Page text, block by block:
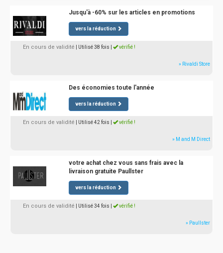
Jusqu'à -60% sur les articles en promotions
vers la réduction
En cours de validité | Utilisé 38 fois vérifié !
» Rivaldi Store
Des économies toute l'année
vers la réduction
En cours de validité | Utilisé 42 fois vérifié !
» M and M Direct
votre achat chez vous sans frais avec la
livraison gratuite Paullster
vers la réduction
En cours de validité | Utilisé 34 fois vérifié !
» Paullster